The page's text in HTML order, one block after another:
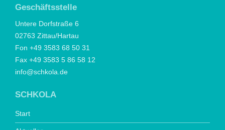
Geschäftsstelle
Untere Dorfstraße 6
02763 Zittau/Hartau
Fon +49 3583 68 50 31
Fax +49 3583 5 86 58 12
info@schkola.de
SCHKOLA
Start